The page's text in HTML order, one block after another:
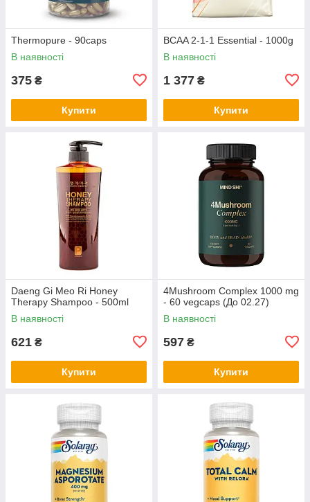
Thermopure - 90caps
В наявності
375 ₴
Купити
BCAA 2-1-1 Essential - 1000g
В наявності
1 377 ₴
Купити
Daeng Gi Meo Ri Honey
Therapy Shampoo - 500ml
В наявності
621 ₴
Купити
4Mushroom Complex 1000 mg
- 60 vegcaps (До 02.27)
В наявності
597 ₴
Купити